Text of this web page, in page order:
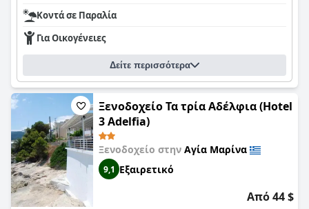
Φίλιππος, είναι καταπληκτικοί οικοδεσπότες που κάνουν τα
πάντα για να διασφαλίσουν ότι οι ανάγκες των επισκεπτών
τους ικανοποιούνται. Οι επισκέπτες επαινούν την άψογη
εξυπηρέτηση του ξενοδοχείου και την άψογη συμπεριφορά
του φιλικού και ευγενικού προσωπικού. Παρά κάποια
παράπονα για αδιαφορία, οι επισκέπτες συμφωνούν ότι οι
απόλυτοι οικοδεσπότες στο ξενοδοχείο Ανατολή είναι το
καλύτερο μέρος για να μείνετε για μια άνετη και φιλόξενη
εμπειρία.
Κοντά σε Παραλία
Για Οικογένειες
Δείτε περισσότερα
Ξενοδοχείο Τα τρία Αδέλφια (Hotel
3 Adelfia)
Ξενοδοχείο στην Αγία Μαρίνα
9,1 Εξαιρετικό
Από 44 $